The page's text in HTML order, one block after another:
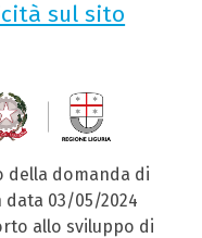
sul sito
della domanda di
03/05/2024
allo sviluppo di